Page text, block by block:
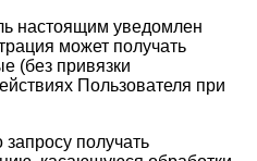
настоящим уведомлен
может получать
(без привязки
Пользователя при
получать